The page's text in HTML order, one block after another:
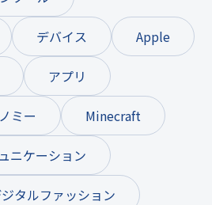
デバイス Apple
アプリ
ミー Minecraft
ニケーション
タルファッション